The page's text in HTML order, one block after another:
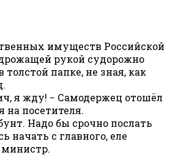
имуществ Российской
рукой судорожно
толстой папке, не зная, как
я жду! − Самодержец отошёл
на посетителя.
Надо бы срочно послать
начать с главного, еле